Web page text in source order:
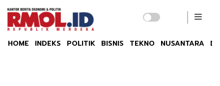
HOME INDEKS POLITIK BISNIS TEKNO NUSANTARA